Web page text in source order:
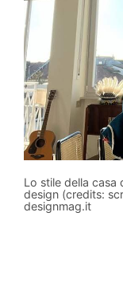
Lo stile della casa
design (credits:
designmag.it